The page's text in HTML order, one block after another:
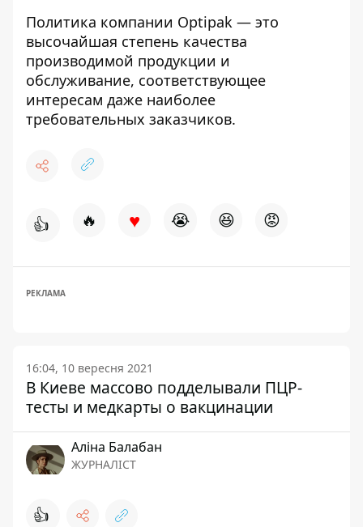
Политика компании Optipak — это
высочайшая степень качества
производимой продукции и
обслуживание, соответствующее
интересам даже наиболее
требовательных заказчиков.
👍 🔥 ♥ 😭 😆 😡
РЕКЛАМА
16:04, 10 вересня 2021
В Киеве массово подделывали ПЦР-
тесты и медкарты о вакцинации
Аліна Балабан
ЖУРНАЛІСТ
👍